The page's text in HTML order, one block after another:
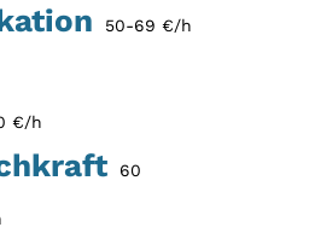
50-69 €/h
€/h
60